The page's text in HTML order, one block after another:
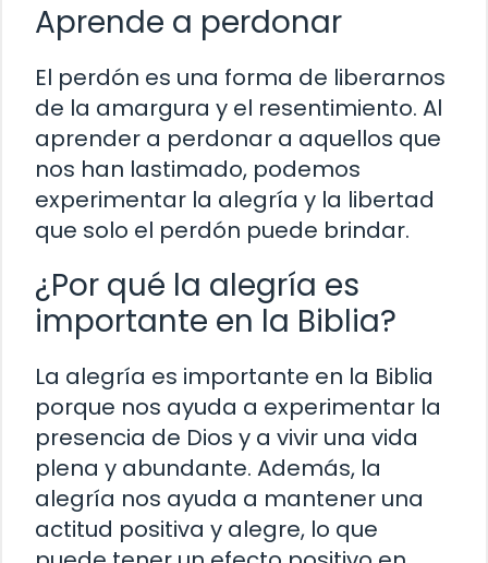
Aprende a perdonar
El perdón es una forma de liberarnos
de la amargura y el resentimiento. Al
aprender a perdonar a aquellos que
nos han lastimado, podemos
experimentar la alegría y la libertad
que solo el perdón puede brindar.
¿Por qué la alegría es
importante en la Biblia?
La alegría es importante en la Biblia
porque nos ayuda a experimentar la
presencia de Dios y a vivir una vida
plena y abundante. Además, la
alegría nos ayuda a mantener una
actitud positiva y alegre, lo que